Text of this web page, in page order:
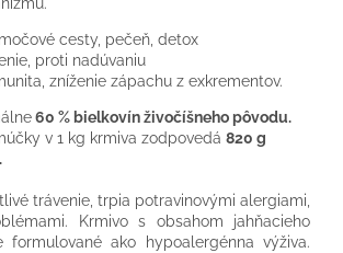
cesty, pečeň, detox
proti nadúvaniu
zníženie zápachu z exkrementov.
60 % bielkovín živočíšneho pôvodu.
v 1 kg krmiva zodpovedá 820 g
trávenie, trpia potravinovými alergiami,
Krmivo s obsahom jahňacieho
ako hypoalergénna výživa.